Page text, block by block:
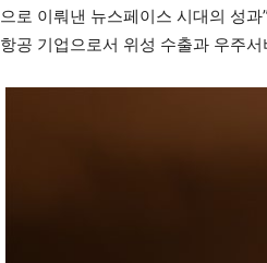
으로 이뤄낸 뉴스페이스 시대의 성
항공 기업으로서 위성 수출과 우주